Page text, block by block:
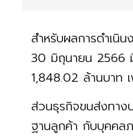
สำหรับผลการดำเนิ
30 มิถุนายน 2566
1,848.02 ล้านบาท
ส่วนธุรกิจขนส่งทาง
ฐานลูกค้า กับบุคคล